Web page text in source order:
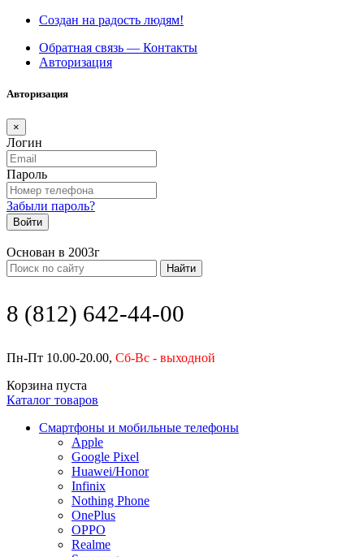
Создан на радость людям!
Обратная связь — Контакты
Авторизация
Авторизация
×
Логин
Пароль
Забыли пароль?
Войти
Основан в 2003г
Найти
8 (812) 642-44-00
Пн-Пт 10.00-20.00, Сб-Вс - выходной
Корзина пуста
Каталог товаров
Смартфоны и мобильные телефоны
Apple
Google Pixel
Huawei/Honor
Infinix
Nothing Phone
OnePlus
OPPO
Realme